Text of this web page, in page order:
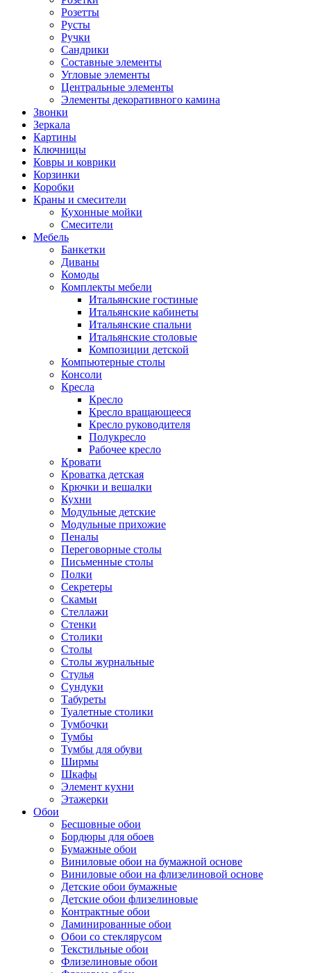
Розетты
Русты
Ручки
Сандрики
Составные элементы
Угловые элементы
Центральные элементы
Элементы декоративного камина
Звонки
Зеркала
Картины
Ключницы
Ковры и коврики
Корзинки
Коробки
Краны и смесители
Кухонные мойки
Смесители
Мебель
Банкетки
Диваны
Комоды
Комплекты мебели
Итальянские гостиные
Итальянские кабинеты
Итальянские спальни
Итальянские столовые
Композиции детской
Компьютерные столы
Консоли
Кресла
Кресло
Кресло вращающееся
Кресло руководителя
Полукресло
Рабочее кресло
Кровати
Кроватка детская
Крючки и вешалки
Кухни
Модульные детские
Модульные прихожие
Пеналы
Переговорные столы
Письменные столы
Полки
Секретеры
Скамьи
Стеллажи
Стенки
Столики
Столы
Столы журнальные
Стулья
Сундуки
Табуреты
Туалетные столики
Тумбочки
Тумбы
Тумбы для обуви
Ширмы
Шкафы
Элемент кухни
Этажерки
Обои
Бесшовные обои
Бордюры для обоев
Бумажные обои
Виниловые обои на бумажной основе
Виниловые обои на флизелиновой основе
Детские обои бумажные
Детские обои флизелиновые
Контрактные обои
Ламинированные обои
Обои со стеклярусом
Текстильные обои
Флизелиновые обои